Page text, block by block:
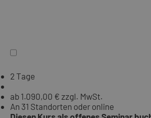
2 Tage
ab 1.090,00 € zzgl. MwSt.
An 31 Standorten oder online